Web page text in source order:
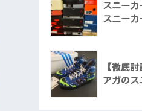
スニーカ
スニーカ
【徹底
アガのス